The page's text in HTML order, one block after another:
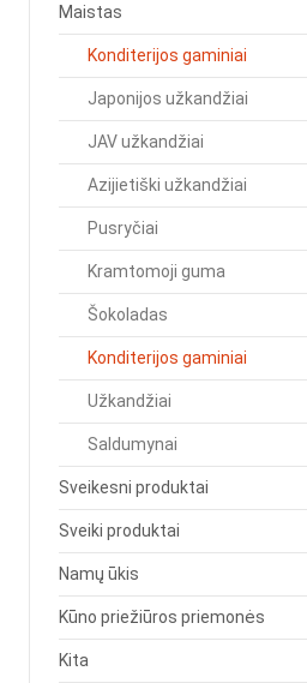
Maistas
Konditerijos gaminiai
Japonijos užkandžiai
JAV užkandžiai
Azijietiški užkandžiai
Pusryčiai
Kramtomoji guma
Šokoladas
Konditerijos gaminiai
Užkandžiai
Saldumynai
Sveikesni produktai
Sveiki produktai
Namų ūkis
Kūno priežiūros priemonės
Kita